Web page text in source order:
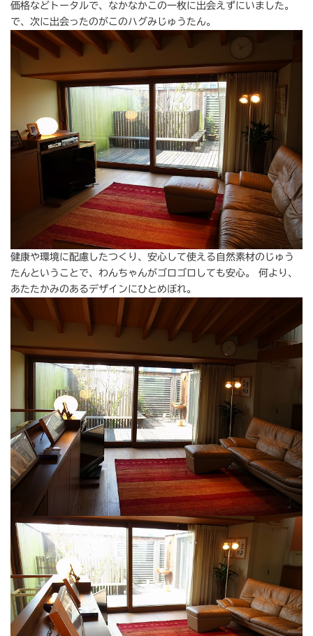
価格などトータルで、なかなかこの一枚に出会えずにいました。
で、次に出会ったのがこのハグみじゅうたん。
健康や環境に配慮したつくり、安心して使える自然素材のじゅう
たんということで、わんちゃんがゴロゴロしても安心。 何より、
あたたかみのあるデザインにひとめぼれ。